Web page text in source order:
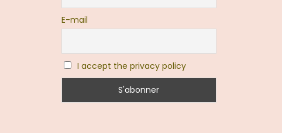
E-mail
I accept the privacy policy